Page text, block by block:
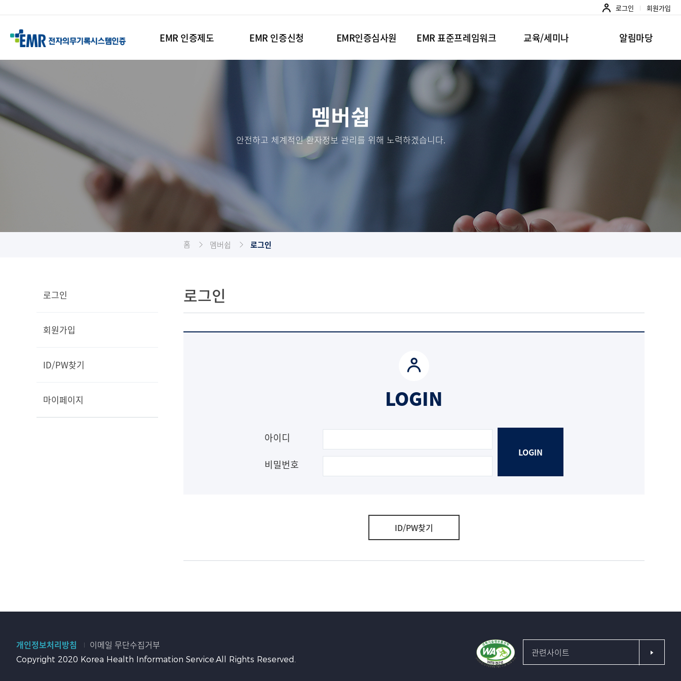
EMR 인증제도 EMR 인증신청 EMR인증심사원 EMR 표준프레임워크 교육/세미나 알림마당
로그인 회원가입
본
시
작
멤버쉽
안전하고 체계적인 환자정보 관리를 위해 노력하겠습니다.
로그인
회원가입
ID/PW찾기
마이페이지
홈 멤버쉽 로그인
로그인
LOGIN
아이디
비밀번호
LOGIN
ID/PW찾기
개인정보처리방침 이메일 무단수집거부
관련사이트
Copyright 2020 Korea Health Information Service.All Rights Reserved.